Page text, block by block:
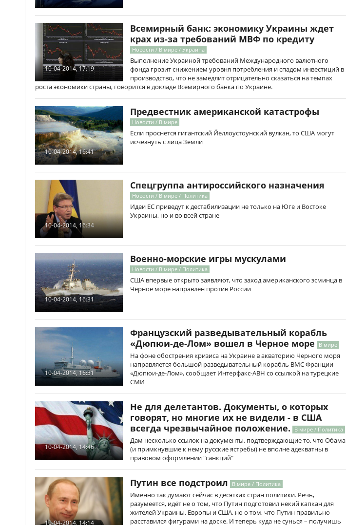
10-04-2014, 17:19
Всемирный банк: экономику Украины ждет
крах из-за требований МВФ по кредиту
Новости / В мире / Украина
Выполнение Украиной требований Международного валютного
фонда грозит снижением уровня потребления и спадом инвестиций в
производство, что не замедлит отрицательно сказаться на темпах
роста экономики страны, говорится в докладе Всемирного банка по Украине.
10-04-2014, 16:41
Предвестник американской катастрофы
Новости / В мире
Если проснется гигантский Йеллоустоунский вулкан, то США могут
исчезнуть с лица Земли
10-04-2014, 16:34
Спецгруппа антироссийского назначения
Новости / В мире / Политика
Идеи ЕС приведут к дестабилизации не только на Юге и Востоке
Украины, но и во всей стране
10-04-2014, 16:31
Военно-морские игры мускулами
Новости / В мире / Политика
США впервые открыто заявляют, что заход американского эсминца в
Чёрное море направлен против России
10-04-2014, 16:31
Французский разведывательный корабль
«Дюпюи-де-Лом» вошел в Черное море
В мире
На фоне обострения кризиса на Украине в акваторию Черного моря
направляется большой разведывательный корабль ВМС Франции
«Дюпюи-де-Лом», сообщает Интерфакс-АВН со ссылкой на турецкие
СМИ
10-04-2014, 14:46
Не для делетантов. Документы, о которых
говорят, но многие их не видели - в США
всегда чрезвычайное положение.
В мире / Политика
Дам несколько ссылок на документы, подтверждающие то, что Обама
(и примкнувшие к нему русские ястребы) не вполне адекватны в
правовом оформлении "санкций"
10-04-2014, 14:14
Путин все подстроил В мире / Политика
Именно так думают сейчас в десятках стран политики. Речь,
разумеется, идёт не о том, что Путин подготовил некий капкан для
жителей Украины, Европы и США, но о том, что Путин правильно
расставился фигурами на доске. И теперь куда не сунься – получишь